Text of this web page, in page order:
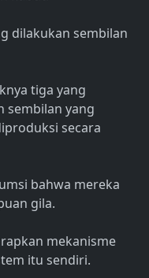
dilakukan sembilan
tiga yang
sembilan yang
secara
bahwa mereka
gila.
mekanisme
itu sendiri.